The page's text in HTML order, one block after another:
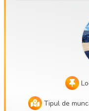
Tipul de